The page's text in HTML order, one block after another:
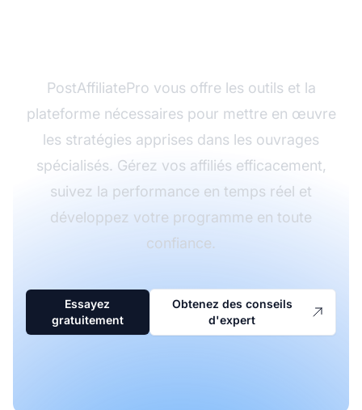
PostAffiliatePro vous offre les outils et la
plateforme nécessaires pour mettre en œuvre
les stratégies apprises dans les ouvrages
spécialisés. Gérez vos affiliés efficacement,
suivez la performance en temps réel et
développez votre programme en toute
confiance.
Essayez
gratuitement
Obtenez des conseils
d'expert